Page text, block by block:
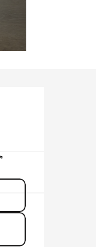
/ Speelruimte